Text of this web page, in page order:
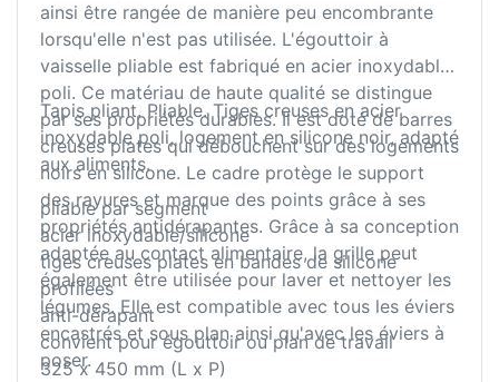
ainsi être rangée de manière peu encombrante
lorsqu'elle n'est pas utilisée. L'égouttoir à
vaisselle pliable est fabriqué en acier inoxydable
poli. Ce matériau de haute qualité se distingue
par ses propriétés durables. Il est doté de barres
creuses plates qui débouchent sur des logements
noirs en silicone. Le cadre protège le support
des rayures et marque des points grâce à ses
propriétés antidérapantes. Grâce à sa conception
adaptée au contact alimentaire, la grille peut
également être utilisée pour laver et nettoyer les
légumes. Elle est compatible avec tous les éviers
encastrés et sous plan ainsi qu'avec les éviers à
poser.
Tapis pliant. Pliable. Tiges creuses en acier
inoxydable poli, logement en silicone noir, adapté
aux aliments.
pliable par segment
acier inoxydable/silicone
tiges creuses plates en bandes de silicone
profilées
anti-dérapant
convient pour égouttoir ou plan de travail
325 x 450 mm (L x P)